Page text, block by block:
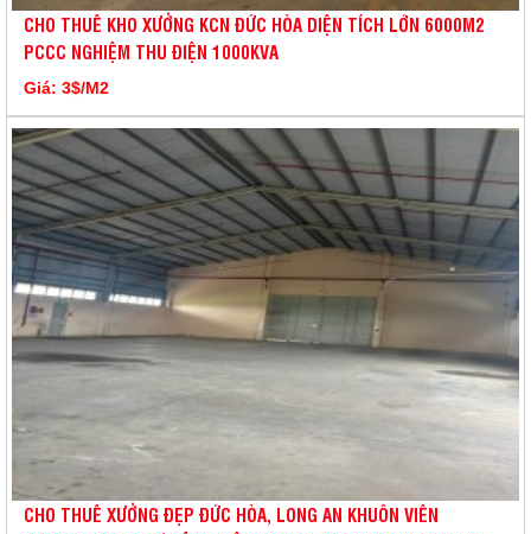
CHO THUÊ KHO XƯỞNG KCN ĐỨC HÒA DIỆN TÍCH LỚN 6000M2
PCCC NGHIỆM THU ĐIỆN 1000KVA
Giá: 3$/M2
CHO THUÊ XƯỞNG ĐẸP ĐỨC HÒA, LONG AN KHUÔN VIÊN